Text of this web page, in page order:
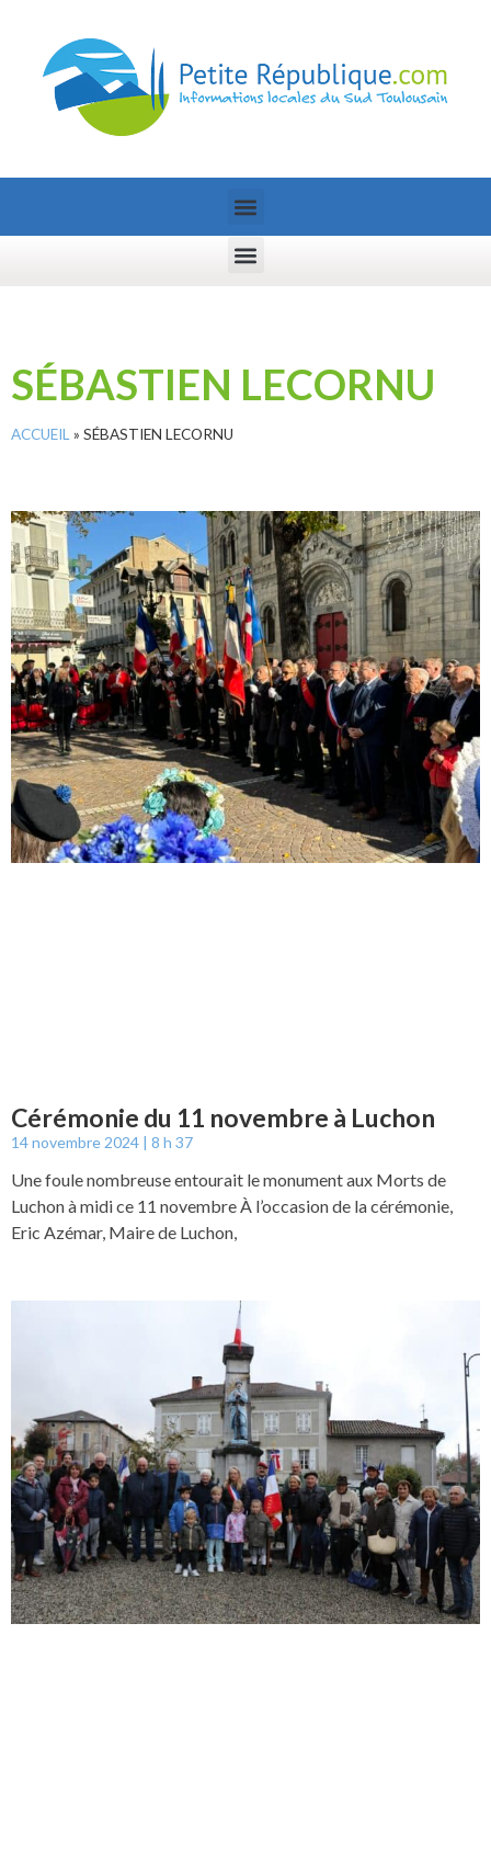
SÉBASTIEN LECORNU
ACCUEIL » SÉBASTIEN LECORNU
Cérémonie du 11 novembre à Luchon
14 novembre 2024 8 h 37
Une foule nombreuse entourait le monument aux Morts de
Luchon à midi ce 11 novembre À l’occasion de la cérémonie,
Eric Azémar, Maire de Luchon,